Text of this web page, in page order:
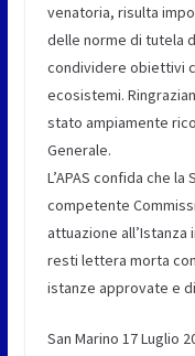
venatoria, risulta
delle norme di tutela
condividere obiettivi
ecosistemi.
stato ampiamente
Generale.
L’APAS confida che
competente
attuazione
resti lettera morta
istanze approvate e
San Marino 17 Luglio